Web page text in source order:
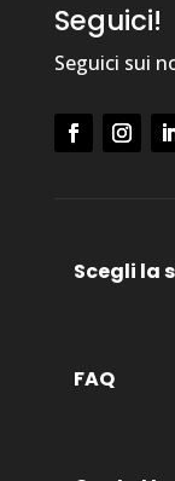
Seguici!
Seguici sui
Scegli la
FAQ